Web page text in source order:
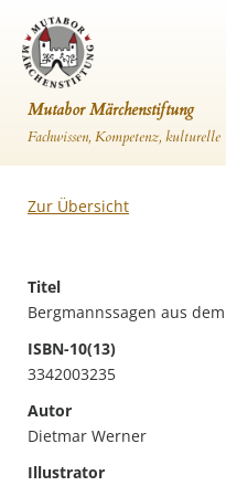
Mutabor Märchenstiftung
Fachwissen, Kompetenz,
Zur Übersicht
Titel
Bergmannssagen aus
ISBN-10(13)
3342003235
Autor
Dietmar Werner
Illustrator